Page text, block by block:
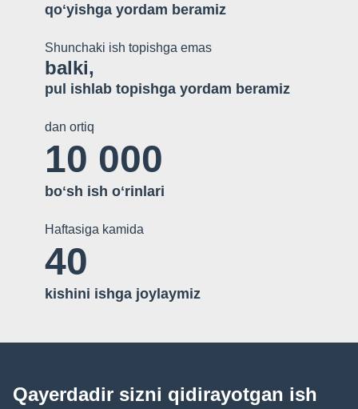
qoʻyishga yordam beramiz
Shunchaki ish topishga emas
balki,
pul ishlab topishga yordam beramiz
dan ortiq
10 000
boʻsh ish oʻrinlari
Haftasiga kamida
40
kishini ishga joylaymiz
Qayerdadir sizni qidirayotgan ish